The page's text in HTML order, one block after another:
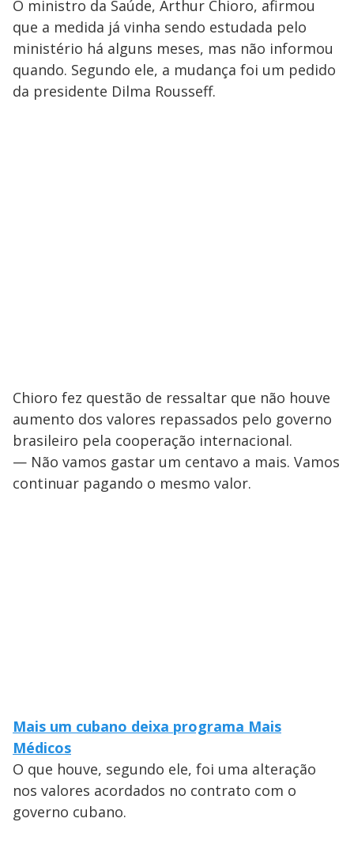
O ministro da Saúde, Arthur Chioro, afirmou
que a medida já vinha sendo estudada pelo
ministério há alguns meses, mas não informou
quando. Segundo ele, a mudança foi um pedido
da presidente Dilma Rousseff.
Chioro fez questão de ressaltar que não houve
aumento dos valores repassados pelo governo
brasileiro pela cooperação internacional.
— Não vamos gastar um centavo a mais. Vamos
continuar pagando o mesmo valor.
Mais um cubano deixa programa Mais
Médicos
O que houve, segundo ele, foi uma alteração
nos valores acordados no contrato com o
governo cubano.